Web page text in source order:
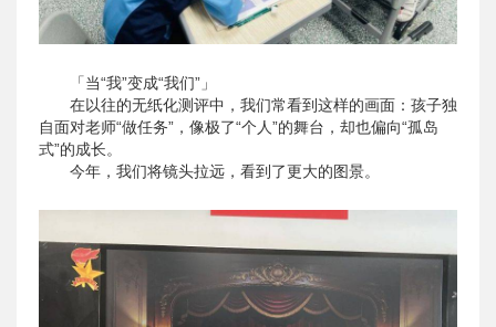
「当“我”变成“我们”」
在以往的无纸化测评中，我们常看到这样的画面：孩子独
自面对老师“做任务”，像极了“个人”的舞台，却也偏向“孤岛
式”的成长。
今年，我们将镜头拉远，看到了更大的图景。